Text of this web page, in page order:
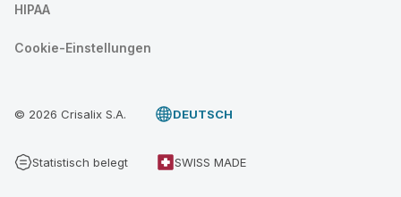
HIPAA
Cookie-Einstellungen
© 2026 Crisalix S.A. DEUTSCH
Statistisch belegt SWISS MADE